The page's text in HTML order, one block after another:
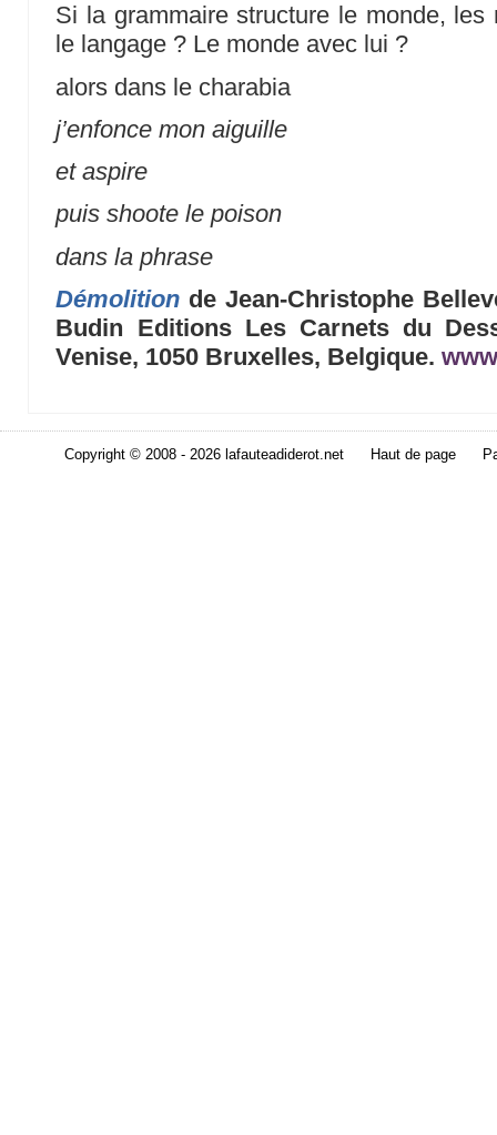
Si la grammaire structure le monde, les
le langage ? Le monde avec lui ?
alors dans le charabia
j’enfonce mon aiguille
et aspire
puis shoote le poison
dans la phrase
Démolition de Jean-Christophe
Budin Editions Les Carnets du
Venise, 1050 Bruxelles, Belgique.
Copyright © 2008 - 2026 lafauteadiderot.net Haut de page